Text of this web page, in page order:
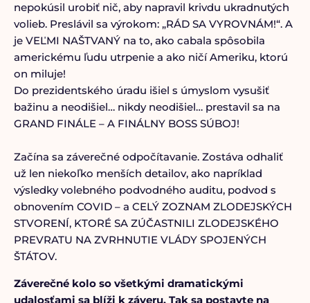
nepokúsil urobiť nič, aby napravil krivdu ukradnutých
volieb. Preslávil sa výrokom: „RÁD SA VYROVNÁM!“. A
je VEĽMI NAŠTVANÝ na to, ako cabala spôsobila
americkému ľudu utrpenie a ako ničí Ameriku, ktorú
on miluje!
Do prezidentského úradu išiel s úmyslom vysušiť
bažinu a neodišiel… nikdy neodišiel… prestavil sa na
GRAND FINÁLE – A FINÁLNY BOSS SÚBOJ!
Začína sa záverečné odpočítavanie. Zostáva odhaliť
už len niekoľko menších detailov, ako napríklad
výsledky volebného podvodného auditu, podvod s
obnovením COVID – a CELÝ ZOZNAM ZLODEJSKÝCH
STVORENÍ, KTORÉ SA ZÚČASTNILI ZLODEJSKÉHO
PREVRATU NA ZVRHNUTIE VLÁDY SPOJENÝCH
ŠTÁTOV.
Záverečné kolo so všetkými dramatickými
udalosťami sa blíži k záveru. Tak sa postavte na